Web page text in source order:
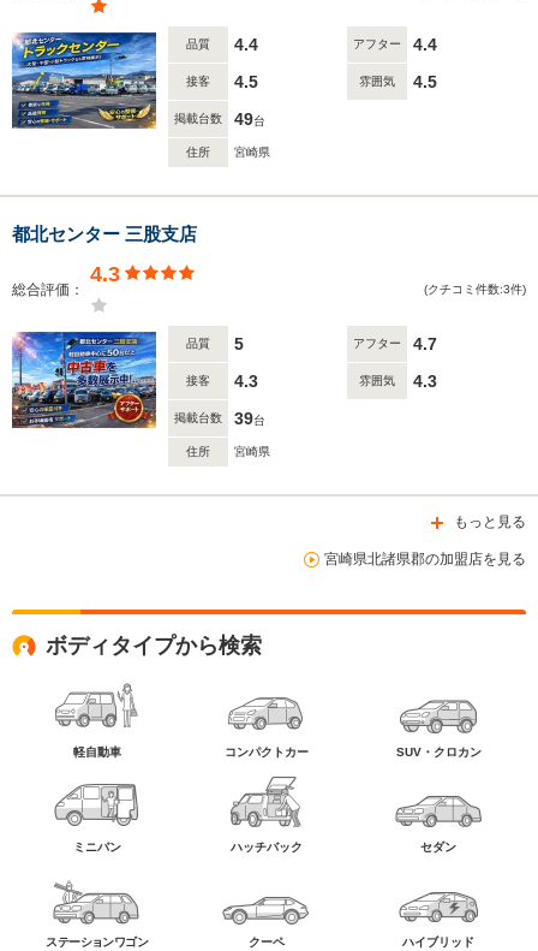
品質 4.4 アフター 4.4
接客 4.5 雰囲気 4.5
掲載台数 49台
住所 宮崎県
都北センター 三股支店
総合評価：
4.3
(クチコミ件数:3件)
品質 5 アフター 4.7
接客 4.3 雰囲気 4.3
掲載台数 39台
住所 宮崎県
もっと見る
宮崎県北諸県郡の加盟店を見る
ボディタイプから検索
軽自動車 コンパクトカー SUV・クロカン
ミニバン ハッチバック セダン
ステーションワゴン クーペ ハイブリッド